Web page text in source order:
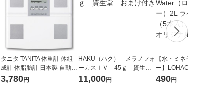
タニタ TANITA 体重計 体組
成計 体脂肪計 日本製 自動認
識 乗るだけ 筋肉量 ホワイト
3,780円
HAKU（ハク） メラノフォ
ーカスＩＶ 45ｇ 資生
堂 おまけ付き
11,000円
【水・ミネラ
ー】LOHACO
コウォーター
490円